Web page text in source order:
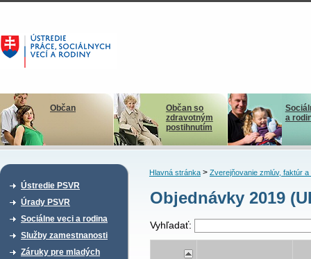
Občan
Občan so
zdravotným
postihnutím
a
Ústredie PSVR
Úrady PSVR
Sociálne veci a rodina
Služby zamestnanosti
Záruky pre mladých
Hlavná stránka> Zverejňovanie zmlúv, faktúr a
Objednávky 2019
Vyhľadať: